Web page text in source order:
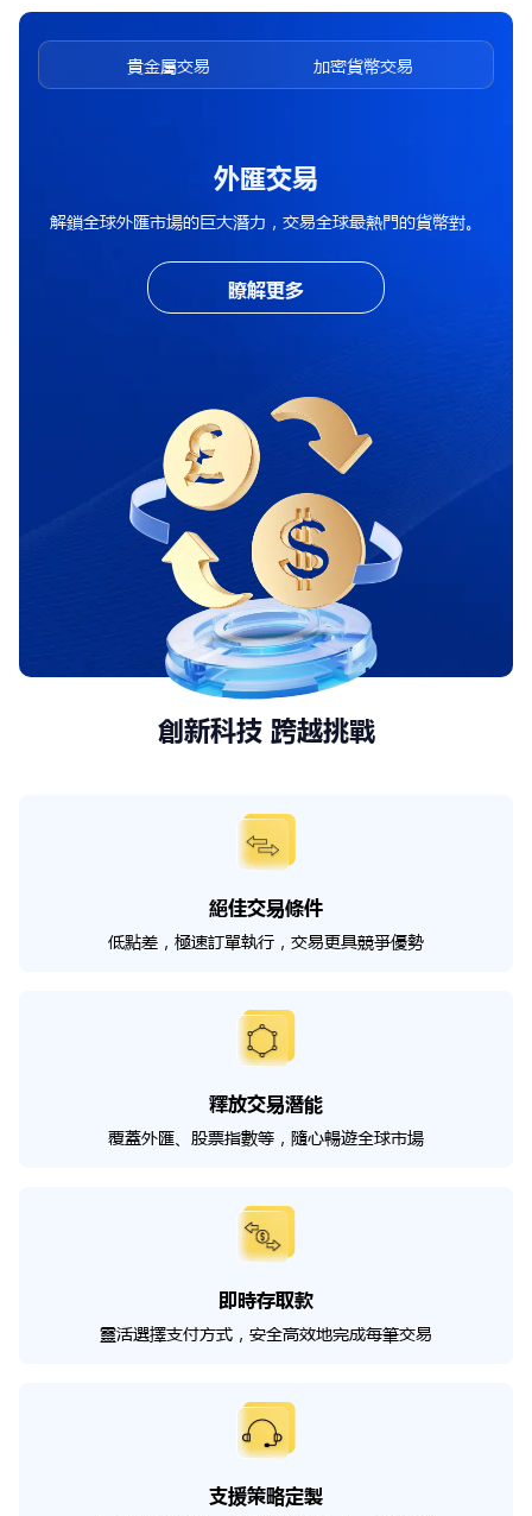
貴金屬交易 加密貨幣交易
外匯交易
解鎖全球外匯市場的巨大潛力，交易全球最熱門的貨幣對。
瞭解更多
創新科技 跨越挑戰
絕佳交易條件
低點差，極速訂單執行，交易更具競爭優勢
釋放交易潛能
覆蓋外匯、股票指數等，隨心暢遊全球市場
即時存取款
靈活選擇支付方式，安全高效地完成每筆交易
支援策略定製